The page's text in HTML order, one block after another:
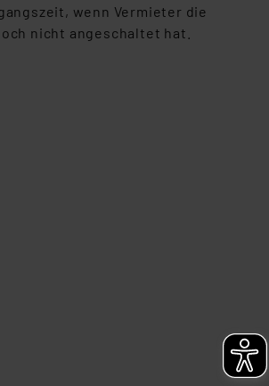
wenn Vermieter die
nicht angeschaltet hat.